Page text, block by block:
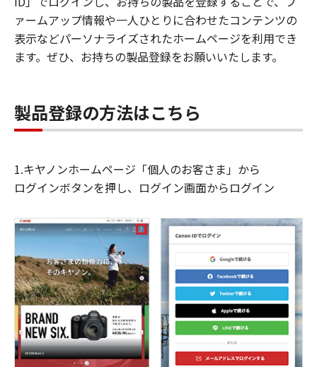
ァームアップ情報や一人ひとりに合わせたコンテンツの
表示などパーソナライズされたホームページを利用でき
ます。ぜひ、お持ちの製品登録をお願いいたします。
製品登録の方法はこちら
1.キヤノンホームページ「個人のお客さま」から
ログインボタンを押し、ログイン画面からログイン